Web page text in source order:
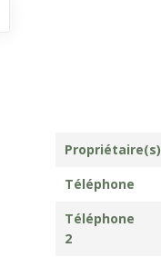
Propriétaire(s)
Téléphone
Téléphone
2